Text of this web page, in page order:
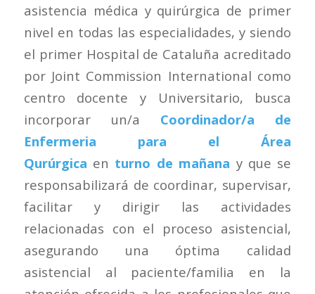
asistencia médica y quirúrgica de primer
nivel en todas las especialidades, y siendo
el primer Hospital de Cataluña acreditado
por Joint Commission International como
centro docente y Universitario, busca
incorporar un/a Coordinador/a de
Enfermeria para el Área
Qurúrgica en turno de mañana y que se
responsabilizará de coordinar, supervisar,
facilitar y dirigir las actividades
relacionadas con el proceso asistencial,
asegurando una óptima calidad
asistencial al paciente/familia en la